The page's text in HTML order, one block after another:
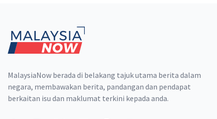
MalaysiaNow berada di belakang tajuk utama berita dalam
negara, membawakan berita, pandangan dan pendapat
berkaitan isu dan maklumat terkini kepada anda.